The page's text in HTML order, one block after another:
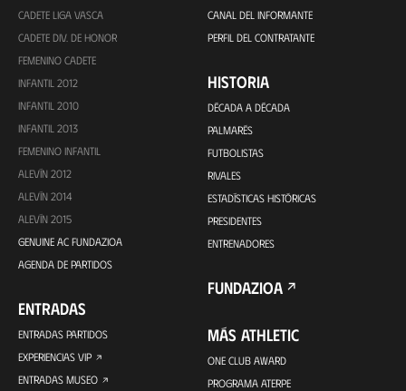
CADETE LIGA VASCA
CADETE DIV. DE HONOR
FEMENINO CADETE
INFANTIL 2012
INFANTIL 2010
INFANTIL 2013
FEMENINO INFANTIL
ALEVÍN 2012
ALEVÍN 2014
ALEVÍN 2015
GENUINE AC FUNDAZIOA
AGENDA DE PARTIDOS
ENTRADAS
ENTRADAS PARTIDOS
EXPERIENCIAS VIP
ENTRADAS MUSEO
CANAL DEL INFORMANTE
PERFIL DEL CONTRATANTE
HISTORIA
DÉCADA A DÉCADA
PALMARÉS
FUTBOLISTAS
RIVALES
ESTADÍSTICAS HISTÓRICAS
PRESIDENTES
ENTRENADORES
FUNDAZIOA
MÁS ATHLETIC
ONE CLUB AWARD
PROGRAMA ATERPE